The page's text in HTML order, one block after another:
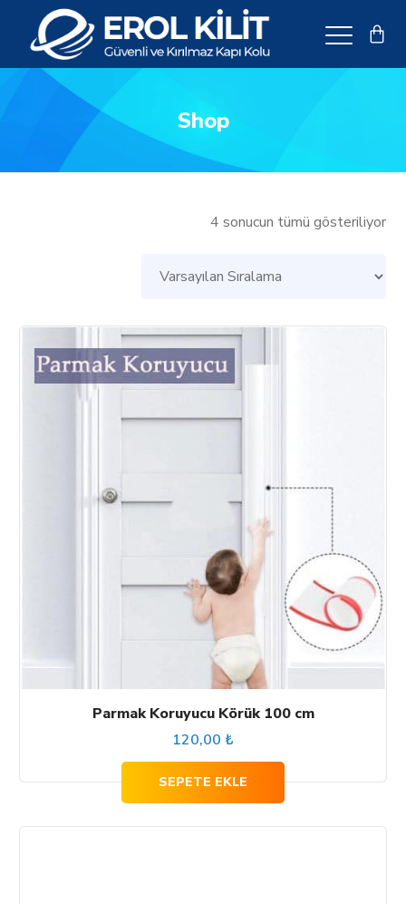
Shop
4 sonucun tümü gösteriliyor
Parmak Koruyucu Körük 100 cm
120,00 ₺
SEPETE EKLE